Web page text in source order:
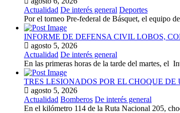
Actualidad De interés general Deportes
Por el torneo Pre-federal de Básquet, el equipo
INFORME DE DEFENSA CIVIL LOBOS,
agosto 5, 2026
Actualidad De interés general
En las primeras horas de la tarde del martes, el
TRES LESIONADOS POR EL CHOQUE
agosto 5, 2026
Actualidad Bomberos De interés general
En el kilómetro 114 de la Ruta Nacional 205,